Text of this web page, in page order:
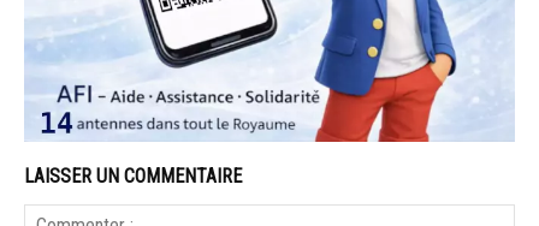
LAISSER UN COMMENTAIRE